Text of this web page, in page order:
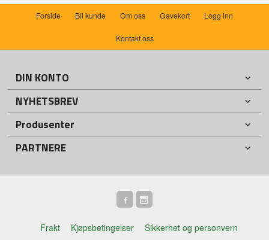
Forside Bli kunde Om oss Gavekort Logg inn
Kontakt oss
DIN KONTO
NYHETSBREV
Produsenter
PARTNERE
Frakt Kjøpsbetingelser Sikkerhet og personvern